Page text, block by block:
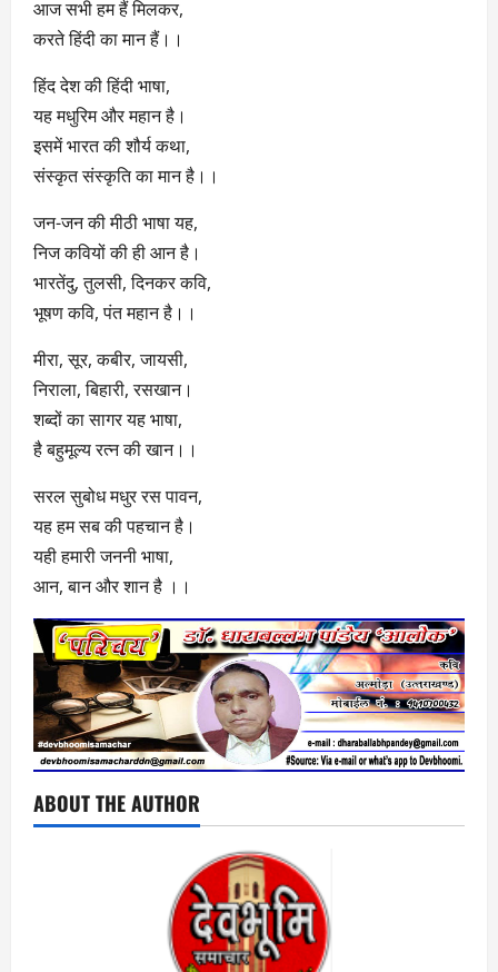
आज सभी हम हैं मिलकर,
करते हिंदी का मान हैं।।
हिंद देश की हिंदी भाषा,
यह मधुरिम और महान है।
इसमें भारत की शौर्य कथा,
संस्कृत संस्कृति का मान है।।
जन-जन की मीठी भाषा यह,
निज कवियों की ही आन है।
भारतेंदु, तुलसी, दिनकर कवि,
भूषण कवि, पंत महान है।।
मीरा, सूर, कबीर, जायसी,
निराला, बिहारी, रसखान।
शब्दों का सागर यह भाषा,
है बहुमूल्य रत्न की खान।।
सरल सुबोध मधुर रस पावन,
यह हम सब की पहचान है।
यही हमारी जननी भाषा,
आन, बान और शान है ।।
ABOUT THE AUTHOR